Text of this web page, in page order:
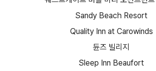
Sandy Beach Resort
Quality Inn at Carowinds
듄즈 빌리지
Sleep Inn Beaufort